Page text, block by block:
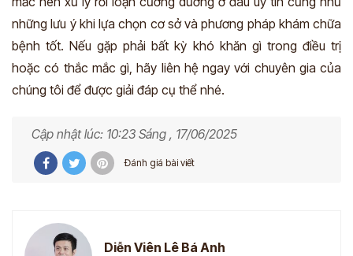
những lưu ý khi lựa chọn cơ sở và phương pháp khám chữa
bệnh tốt. Nếu gặp phải bất kỳ khó khăn gì trong điều trị
hoặc có thắc mắc gì, hãy liên hệ ngay với chuyên gia của
chúng tôi để được giải đáp cụ thể nhé.
Cập nhật lúc: 10:23 Sáng , 17/06/2025
Đánh giá bài viết
Diễn Viên Lê Bá Anh